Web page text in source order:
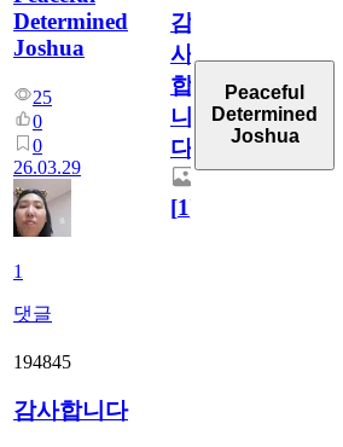
Determined
Joshua
25
0
0
26.03.29
1
댓글
감
사
합
니
다
[1]
Peaceful
Determined
Joshua
194845
감사합니다